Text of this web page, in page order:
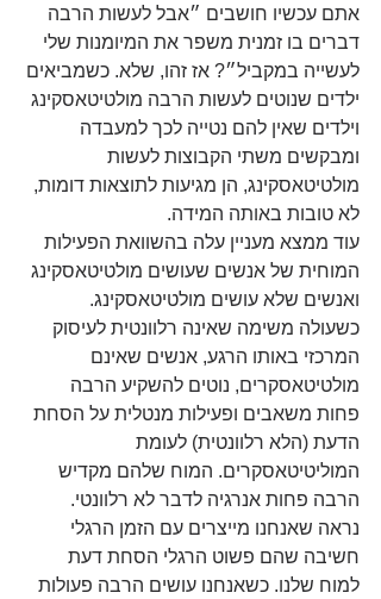
אתם עכשיו חושבים ״אבל לעשות הרבה
דברים בו זמנית משפר את המיומנות שלי
לעשייה במקביל״? אז זהו, שלא. כשמביאים
ילדים שנוטים לעשות הרבה מולטיטאסקינג
וילדים שאין להם נטייה לכך למעבדה
ומבקשים משתי הקבוצות לעשות
מולטיטאסקינג, הן מגיעות לתוצאות דומות,
לא טובות באותה המידה.
עוד ממצא מעניין עלה בהשוואת הפעילות
המוחית של אנשים שעושים מולטיטאסקינג
ואנשים שלא עושים מולטיטאסקינג.
כשעולה משימה שאינה רלוונטית לעיסוק
המרכזי באותו הרגע, אנשים שאינם
מולטיטאסקרים, נוטים להשקיע הרבה
פחות משאבים ופעילות מנטלית על הסחת
הדעת (הלא רלוונטית) לעומת
המוליטיטאסקרים. המוח שלהם מקדיש
הרבה פחות אנרגיה לדבר לא רלוונטי.
נראה שאנחנו מייצרים עם הזמן הרגלי
חשיבה שהם פשוט הרגלי הסחת דעת
למוח שלנו. כשאנחנו עושים הרבה פעולות